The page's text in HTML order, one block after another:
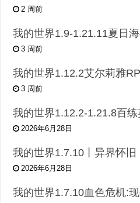
2 周前
我的世界1.9-1.21.11夏日
3 周前
我的世界1.12.2艾尔莉雅
3 周前
我的世界1.12.2-1.21.8百
2026年6月28日
我的世界1.7.10丨异界怀
2026年6月28日
我的世界1.7.10血色危机: